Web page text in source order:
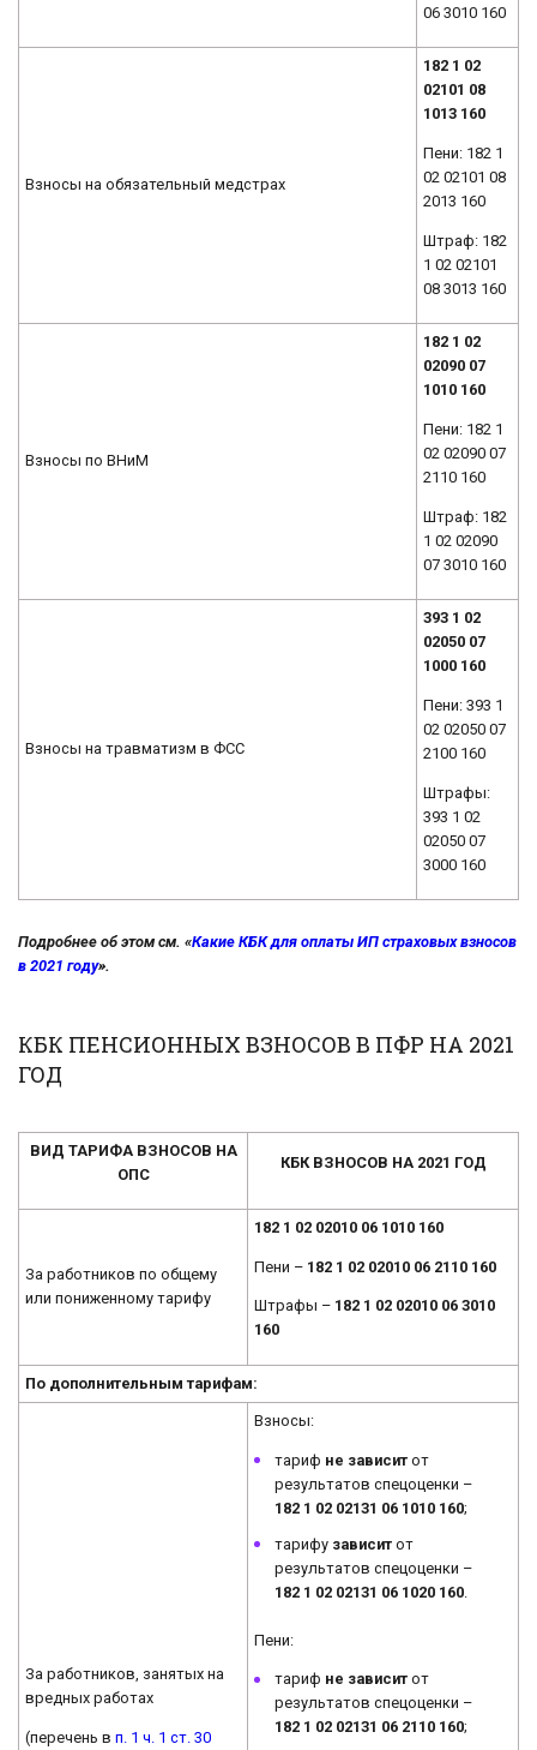
06 3010 160
Взносы на обязательный медстрах
182 1 02
02101 08
1013 160
Пени: 182 1
02 02101 08
2013 160
Штраф: 182
1 02 02101
08 3013 160
Взносы по ВНиМ
182 1 02
02090 07
1010 160
Пени: 182 1
02 02090 07
2110 160
Штраф: 182
1 02 02090
07 3010 160
Взносы на травматизм в ФСС
393 1 02
02050 07
1000 160
Пени: 393 1
02 02050 07
2100 160
Штрафы:
393 1 02
02050 07
3000 160
Подробнее об этом см. «Какие КБК для оплаты ИП страховых взносов
в 2021 году».
КБК ПЕНСИОННЫХ ВЗНОСОВ В ПФР НА 2021
ГОД
ВИД ТАРИФА ВЗНОСОВ НА
ОПС
КБК ВЗНОСОВ НА 2021 ГОД
За работников по общему
или пониженному тарифу
182 1 02 02010 06 1010 160
Пени – 182 1 02 02010 06 2110 160
Штрафы – 182 1 02 02010 06 3010
160
По дополнительным тарифам:
За работников, занятых на
вредных работах
(перечень вп. 1 ч. 1 ст. 30
Взносы:
тариф не зависит от
результатов спецоценки –
182 1 02 02131 06 1010 160;
тарифу зависит от
результатов спецоценки –
182 1 02 02131 06 1020 160
Пени:
тариф не зависит от
результатов спецоценки –
182 1 02 02131 06 2110 160;